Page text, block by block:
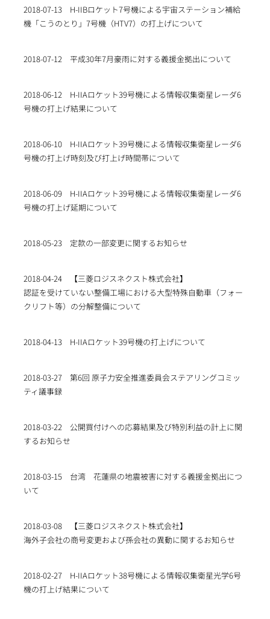
2018-07-13
H-IIBロケット7号機による宇宙ステーション補給
機「こうのとり」7号機（HTV7）の打上げについて
2018-07-12 平成30年7月豪雨に対する義援金拠出について
2018-06-12
H-IIAロケット39号機による情報収集衛星レーダ6
号機の打上げ結果について
2018-06-10
H-IIAロケット39号機による情報収集衛星レーダ6
号機の打上げ時刻及び打上げ時間帯について
2018-06-09
H-IIAロケット39号機による情報収集衛星レーダ6
号機の打上げ延期について
2018-05-23 定款の一部変更に関するお知らせ
2018-04-24
【三菱ロジスネクスト株式会社】
認証を受けていない整備工場における大型特殊自動車（フォー
クリフト等）の分解整備について
2018-04-13 H-IIAロケット39号機の打上げについて
2018-03-27
第6回 原子力安全推進委員会ステアリングコミッ
ティ議事録
2018-03-22
公開買付けへの応募結果及び特別利益の計上に関
するお知らせ
2018-03-15
台湾 花蓮県の地震被害に対する義援金拠出につ
いて
2018-03-08
【三菱ロジスネクスト株式会社】
海外子会社の商号変更および孫会社の異動に関するお知らせ
2018-02-27
H-IIAロケット38号機による情報収集衛星光学6号
機の打上げ結果について